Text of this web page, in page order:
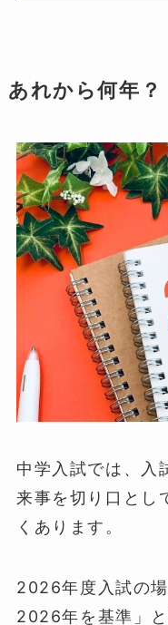
あれから何年？
中学入試では、入
来事を切り口とし
くあります。
2026年度入試の
2026年を基準」